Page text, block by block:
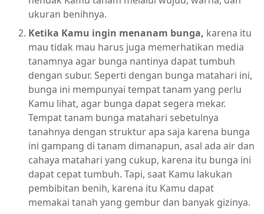
ukuran benihnya.
Ketika Kamu ingin menanam bunga, karena itu
mau tidak mau harus juga memerhatikan media
tanamnya agar bunga nantinya dapat tumbuh
dengan subur. Seperti dengan bunga matahari ini,
bunga ini mempunyai tempat tanam yang perlu
Kamu lihat, agar bunga dapat segera mekar.
Tempat tanam bunga matahari sebetulnya
tanahnya dengan struktur apa saja karena bunga
ini gampang di tanam dimanapun, asal ada air dan
cahaya matahari yang cukup, karena itu bunga ini
dapat cepat tumbuh. Tapi, saat Kamu lakukan
pembibitan benih, karena itu Kamu dapat
memakai tanah yang gembur dan banyak gizinya.